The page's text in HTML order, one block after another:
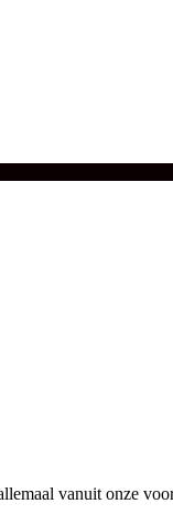
vanuit onze